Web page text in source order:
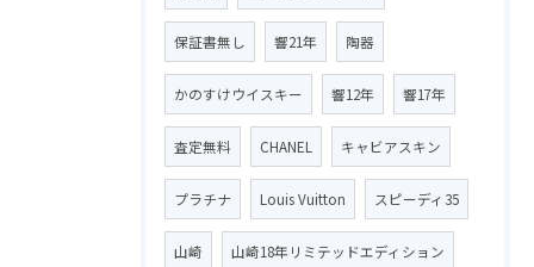
保証書無し 響21年 陶器
かのすけウイスキー 響12年 響17年
査定無料 CHANEL キャビアスキン
プラチナ Louis Vuitton スピーディ35
山崎 山崎18年リミテッドエディション